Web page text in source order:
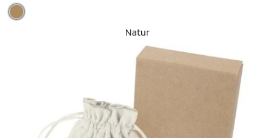
Natur